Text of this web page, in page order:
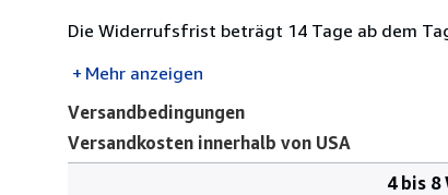
Die Widerrufsfrist beträgt 14 Tage ab dem
Mehr anzeigen
Versandbedingungen
Versandkosten innerhalb von USA
4 bis 8